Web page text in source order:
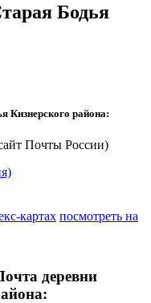
Бодья
Кизнерского района:
Почты России)
картах посмотреть на
деревни